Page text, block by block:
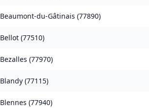
Beaumont-du-Gâtinais (77890)
Bellot (77510)
Bezalles (77970)
Blandy (77115)
Blennes (77940)